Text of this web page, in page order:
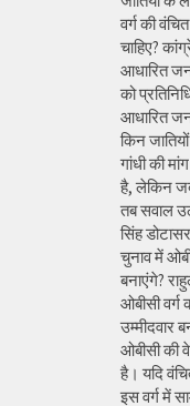
वर्ग की
चाहिए?
आधारित
को
आधारित
किन
गांधी की
है, लेकिन जब
तब सवाल
सिंह
चुनाव में
बनाएंगे?
ओबीसी वर्ग
उम्मीदवार
ओबीसी की
है। यदि
इस वर्ग में